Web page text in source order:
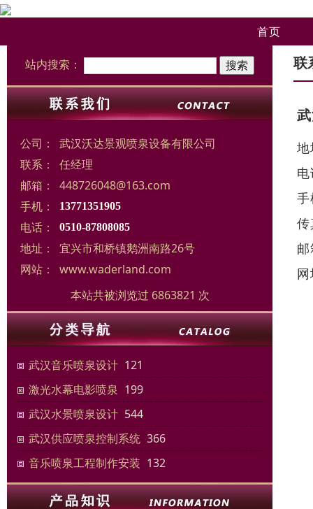
首页
站内搜索：
公司：
武汉沃达景观喷泉设备有限公司
联系：
任经理
邮箱：
448726048@163.com
手机：
13771351905
电话： 0510-87808085
地址：
宜兴市和桥镇鹅洲南路26号
网站：
www.waderland.com
本站共被浏览过 6863821 次
武汉音乐喷泉设计 121
激光水幕电影喷泉 199
武汉水景喷泉设计 544
武汉供应喷泉控制系统 366
音乐喷泉工程制作安装 132
联